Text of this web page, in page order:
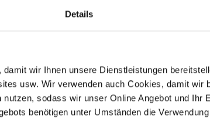
Details
wir Ihnen unsere Dienstleistungen
usw. Wir verwenden auch Cookies, damit wir
sodass wir unser Online Angebot und Ihr
benötigen unter Umständen die